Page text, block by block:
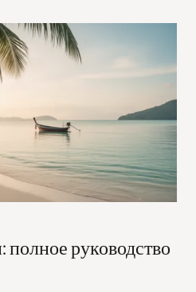
полное руководство